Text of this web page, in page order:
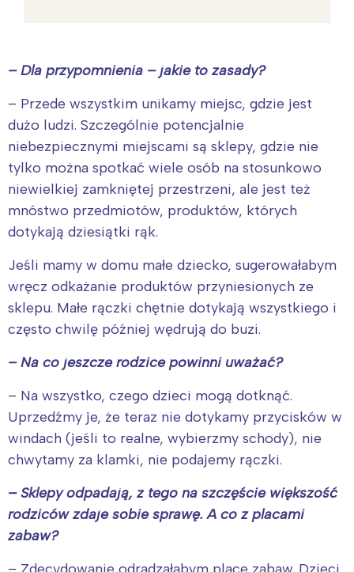
– Dla przypomnienia – jakie to zasady?
– Przede wszystkim unikamy miejsc, gdzie jest
dużo ludzi. Szczególnie potencjalnie
niebezpiecznymi miejscami są sklepy, gdzie nie
tylko można spotkać wiele osób na stosunkowo
niewielkiej zamkniętej przestrzeni, ale jest też
mnóstwo przedmiotów, produktów, których
dotykają dziesiątki rąk.
Jeśli mamy w domu małe dziecko, sugerowałabym
wręcz odkażanie produktów przyniesionych ze
sklepu. Małe rączki chętnie dotykają wszystkiego i
często chwilę później wędrują do buzi.
– Na co jeszcze rodzice powinni uważać?
– Na wszystko, czego dzieci mogą dotknąć.
Uprzedźmy je, że teraz nie dotykamy przycisków w
windach (jeśli to realne, wybierzmy schody), nie
chwytamy za klamki, nie podajemy rączki.
– Sklepy odpadają, z tego na szczęście większość
rodziców zdaje sobie sprawę. A co z placami
zabaw?